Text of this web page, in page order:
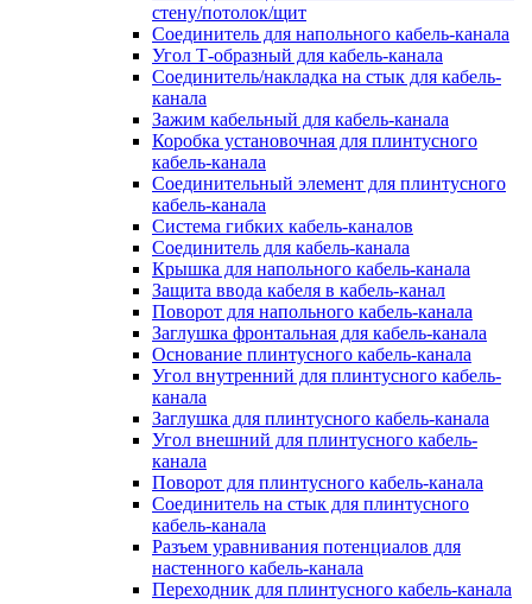
стену/потолок/щит
Соединитель для напольного кабель-канала
Угол Т-образный для кабель-канала
Соединитель/накладка на стык для кабель-
канала
Зажим кабельный для кабель-канала
Коробка установочная для плинтусного
кабель-канала
Соединительный элемент для плинтусного
кабель-канала
Система гибких кабель-каналов
Соединитель для кабель-канала
Крышка для напольного кабель-канала
Защита ввода кабеля в кабель-канал
Поворот для напольного кабель-канала
Заглушка фронтальная для кабель-канала
Основание плинтусного кабель-канала
Угол внутренний для плинтусного кабель-
канала
Заглушка для плинтусного кабель-канала
Угол внешний для плинтусного кабель-
канала
Поворот для плинтусного кабель-канала
Соединитель на стык для плинтусного
кабель-канала
Разъем уравнивания потенциалов для
настенного кабель-канала
Переходник для плинтусного кабель-канала